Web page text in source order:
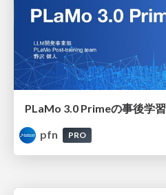
PLaMo 3.0 Primeの事後学習
pfn
PRO